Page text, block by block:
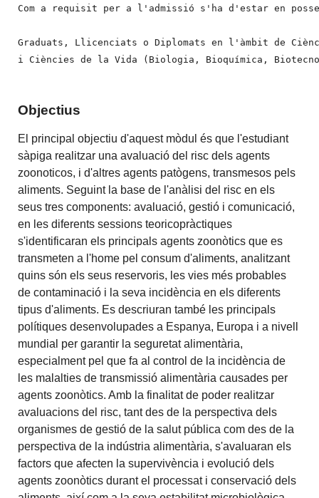
Com a requisit per a l'admissió s'ha d'estar en
Graduats, Llicenciats o Diplomats en l'àmbit de
i Ciències de la Vida (Biologia, Bioquímica,
Objectius
El principal objectiu d'aquest mòdul és que l'estudiant
sàpiga realitzar una avaluació del risc dels agents
zoonoticos, i d'altres agents patògens, transmesos pels
aliments. Seguint la base de l'anàlisi del risc en els
seus tres components: avaluació, gestió i comunicació,
en les diferents sessions teoricopràctiques
s'identificaran els principals agents zoonòtics que es
transmeten a l'home pel consum d'aliments, analitzant
quins són els seus reservoris, les vies més probables
de contaminació i la seva incidència en els diferents
tipus d'aliments. Es descriuran també les principals
polítiques desenvolupades a Espanya, Europa i a nivell
mundial per garantir la seguretat alimentària,
especialment pel que fa al control de la incidència de
les malalties de transmissió alimentària causades per
agents zoonòtics. Amb la finalitat de poder realitzar
avaluacions del risc, tant des de la perspectiva dels
organismes de gestió de la salut pública com des de la
perspectiva de la indústria alimentària, s'avaluaran els
factors que afecten la supervivència i evolució dels
agents zoonòtics durant el processat i conservació dels